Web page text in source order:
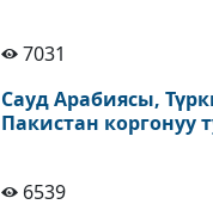
7031
Сауд Арабиясы,
Пакистан коргонуу
6539